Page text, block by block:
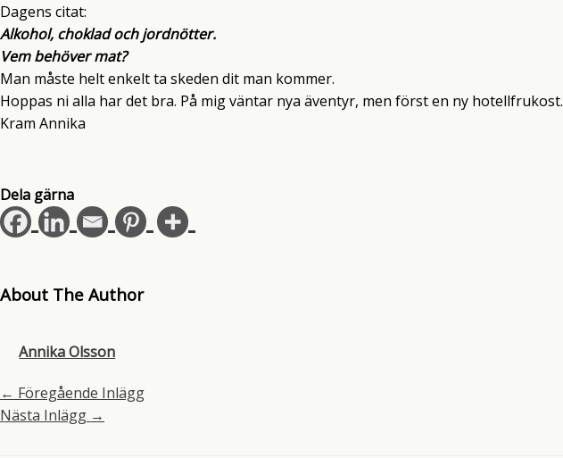
Dagens citat:
Alkohol, choklad och jordnötter.
Vem behöver mat?
Man måste helt enkelt ta skeden dit man kommer.
Hoppas ni alla har det bra. På mig väntar nya äventyr, men först en ny hotellfrukost.
Kram Annika
Dela gärna
About The Author
Annika Olsson
← Föregående Inlägg
Nästa Inlägg →